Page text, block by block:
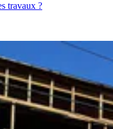
travaux ?